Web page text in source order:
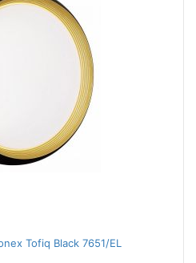
Tofiq Black 7651/EL